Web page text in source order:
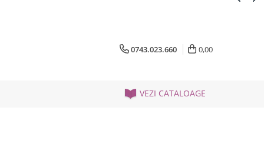
0743.023.660 0,00
VEZI CATALOAGE